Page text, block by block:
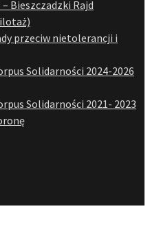
Bieszczadzki Rajd
przeciw nietolerancji i
Solidarności 2024-2026
Solidarności 2021- 2023